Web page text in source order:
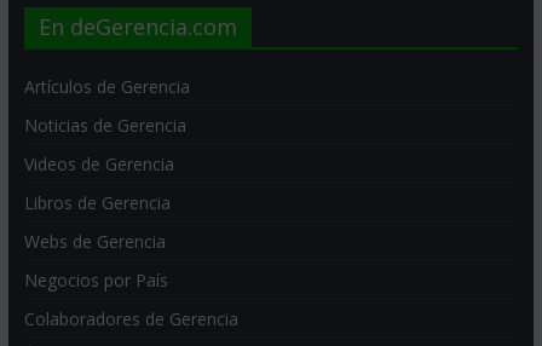
En deGerencia.com
Artículos de Gerencia
Noticias de Gerencia
Videos de Gerencia
Libros de Gerencia
Webs de Gerencia
Negocios por País
Colaboradores de Gerencia